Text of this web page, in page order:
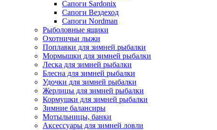
Сапоги Sardonix
Сапоги Вездеход
Сапоги Nordman
Рыболовные ящики
Охотничьи лыжи
Поплавки для зимней рыбалки
Мормышки для зимней рыбалки
Леска для зимней рыбалки
Блесна для зимней рыбалки
Удочки для зимней рыбалки
Жерлицы для зимней рыбалки
Кормушки для зимней рыбалки
Зимние балансиры
Мотыльницы, банки
Аксессуары для зимней ловли